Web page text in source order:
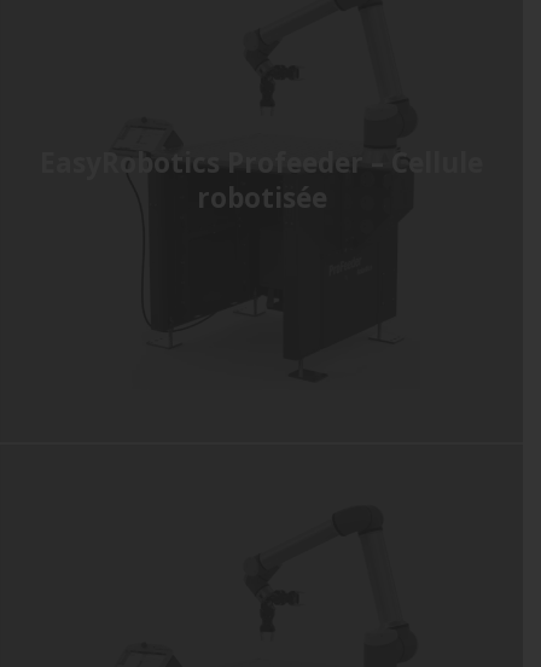
EasyRobotics Profeeder – Cellule
robotisée